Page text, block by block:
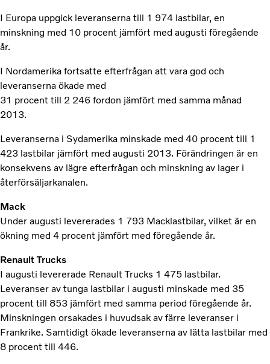
I Europa uppgick leveranserna till 1 974 lastbilar, en
minskning med 10 procent jämfört med augusti föregående
år.
I Nordamerika fortsatte efterfrågan att vara god och
leveranserna ökade med
31 procent till 2 246 fordon jämfört med samma månad
2013.
Leveranserna i Sydamerika minskade med 40 procent till 1
423 lastbilar jämfört med augusti 2013. Förändringen är en
konsekvens av lägre efterfrågan och minskning av lager i
återförsäljarkanalen.
Mack
Under augusti levererades 1 793 Macklastbilar, vilket är en
ökning med 4 procent jämfört med föregående år.
Renault Trucks
I augusti levererade Renault Trucks 1 475 lastbilar.
Leveranser av tunga lastbilar i augusti minskade med 35
procent till 853 jämfört med samma period föregående år.
Minskningen orsakades i huvudsak av färre leveranser i
Frankrike. Samtidigt ökade leveranserna av lätta lastbilar med
8 procent till 446.